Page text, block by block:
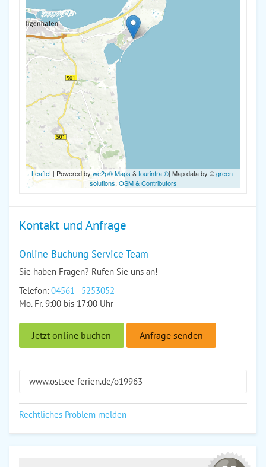
Leaflet| Powered by we2p® Maps &tourinfra ®| Map data by ©green-
solutions, OSM & Contributors
Kontakt und Anfrage
Online Buchung Service Team
Sie haben Fragen? Rufen Sie uns an!
Telefon: 04561 - 5253052
Mo.-Fr. 9:00 bis 17:00 Uhr
Jetzt online buchen Anfrage senden
www.ostsee-ferien.de/o19963
Rechtliches Problem melden